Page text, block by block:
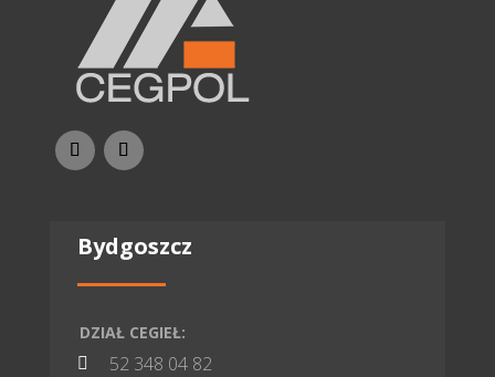
Bydgoszcz
DZIAŁ CEGIEŁ:
 52 348 04 82